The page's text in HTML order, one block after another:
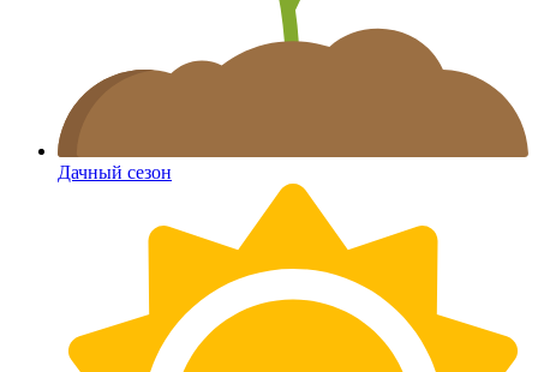
Дачный сезон